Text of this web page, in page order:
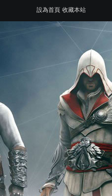
設為首頁 收藏本站